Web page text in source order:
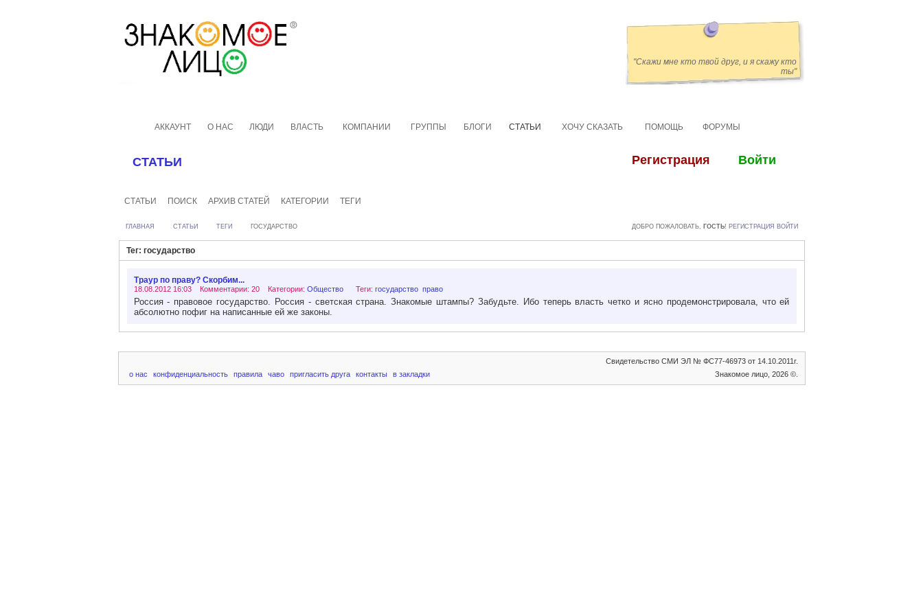
"Скажи мне кто твой друг, и я скажу кто
ты"
АККАУНТ О НАС ЛЮДИ ВЛАСТЬ КОМПАНИИ ГРУППЫ БЛОГИ СТАТЬИ ХОЧУ СКАЗАТЬ ПОМОЩЬ ФОРУМЫ
СТАТЬИ
СТАТЬИ ПОИСК АРХИВ СТАТЕЙ КАТЕГОРИИ ТЕГИ
ГЛАВНАЯ СТАТЬИ ТЕГИ ГОСУДАРСТВО ДОБРО ПОЖАЛОВАТЬ, ГОСТЬ! РЕГИСТРАЦИЯ ВОЙТИ
Тег: государство
Траур по праву? Скорбим...
18.08.2012 16:03 Комментарии: 20 Категории: ОбществоТеги: государство право
Россия - правовое государство. Россия - светская страна. Знакомые штампы? Забудьте. Ибо теперь власть четко и ясно продемонстрировала, что ей
абсолютно пофиг на написанные ей же законы.
Свидетельство СМИ ЭЛ № ФС77-46973 от 14.10.2011г.
о нас
конфиденциальность правила чаво пригласить друга контакты в закладки Знакомое лицо, 2026 ©.